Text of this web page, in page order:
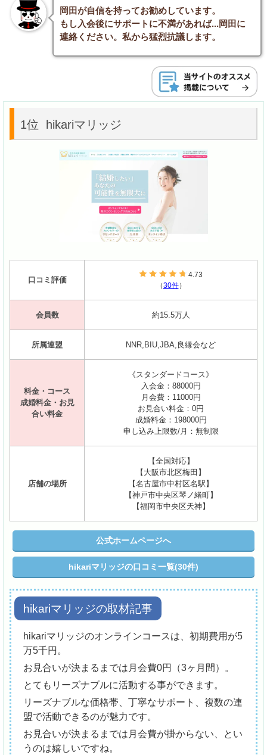
岡田が自信を持ってお勧めしています。
もし入会後にサポートに不満があれば...岡田に
連絡ください。私から猛烈抗議します。
1位 hikariマリッジ
口コミ評価
4.73
（30件）
会員数 約15.5万人
所属連盟 NNR,BIU,JBA,良縁会など
料金・コース
成婚料金・お見
合い料金
《スタンダードコース》
入会金：88000円
月会費：11000円
お見合い料金：0円
成婚料金：198000円
申し込み上限数/月：無制限
店舗の場所
【全国対応】
【大阪市北区梅田】
【名古屋市中村区名駅】
【神戸市中央区琴ノ緒町】
【福岡市中央区天神】
公式ホームページへ
hikariマリッジの口コミ一覧(30件)
hikariマリッジの取材記事
hikariマリッジのオンラインコースは、初期費用が5
万5千円。
お見合いが決まるまでは月会費0円（3ヶ月間）。
とてもリーズナブルに活動する事ができます。
リーズナブルな価格帯、丁寧なサポート、複数の連
盟で活動できるのが魅力です。
お見合いが決まるまでは月会費が掛からない、とい
うのは嬉しいですね。